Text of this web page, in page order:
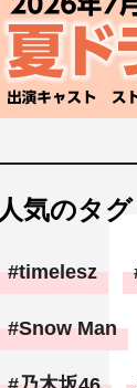
人気のタグ
timelesz
Snow Man